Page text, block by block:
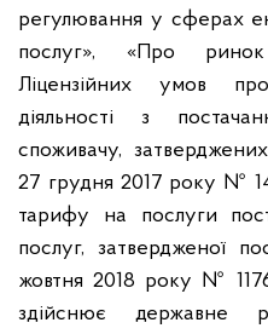
регулювання у сферах
послуг», «Про ринок
Ліцензійних умов
діяльності з
споживачу,
27 грудня 2017 року №
тарифу на послуги
послуг, затвердженої
жовтня 2018 року №
здійснює державне